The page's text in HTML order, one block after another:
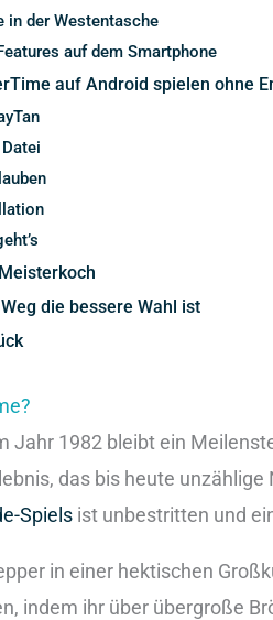
in der Westentasche
auf dem Smartphone
auf Android spielen ohne
die bessere Wahl ist
Jahr 1982 bleibt ein
das bis heute
Spiels ist unbestritten und
in einer hektischen
indem ihr über übergroße